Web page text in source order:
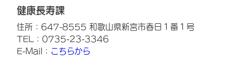
健康長寿課
住所：647-8555 和歌山県新宮市春日１番１号
TEL：0735-23-3346
E-Mail： こちらから